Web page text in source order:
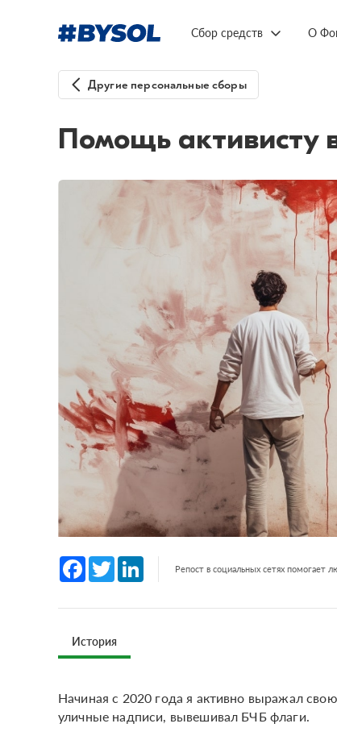
Сбор средств О
Другие персональные сборы
Помощь активисту
Facebook
Twitter LinkedInРепост в социальных сетях
История
Начиная с 2020 года я активно выражал
уличные надписи, вывешивал БЧБ флаги.